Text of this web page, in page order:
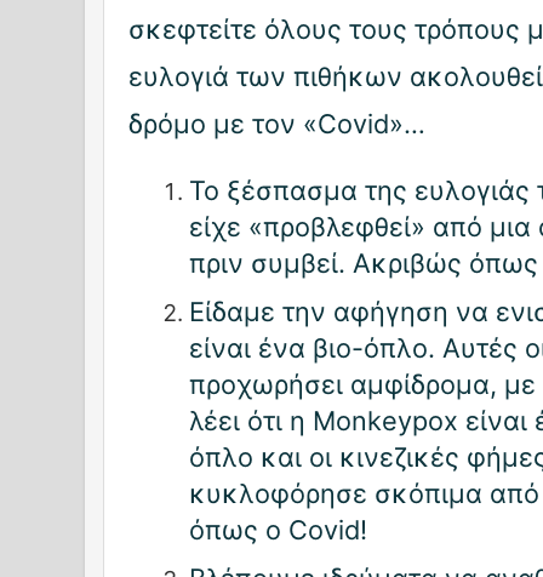
σκεφτείτε όλους τους τρόπους
ευλογιά των πιθήκων
δρόμο με τον «Covid»…
Το ξέσπασμα της
είχε «προβλεφθεί» από
πριν συμβεί. Ακριβώς
Είδαμε την αφήγηση να
είναι ένα βιο-όπλο. Αυτές
προχωρήσει αμφίδρομα, με
λέει ότι η Monkeypox
όπλο και οι κινεζικές
κυκλοφόρησε σκόπιμα
όπως ο Covid!